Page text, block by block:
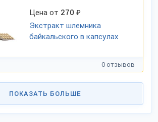
Цена от 270 ₽
Экстракт шлемника
байкальского в капсулах
0 отзывов
ПОКАЗАТЬ БОЛЬШЕ